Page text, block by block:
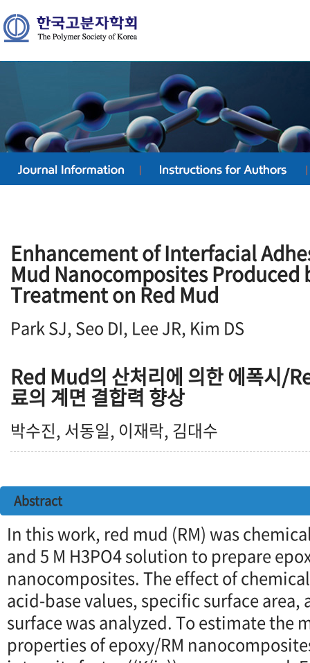
Enhancement of Interfacial
Mud Nanocomposites Produced
Treatment on Red Mud
Park SJ, Seo DI, Lee JR, Kim DS
Red Mud의 산처리에 의한 에폭시/
료의 계면 결합력 향상
박수진, 서동일, 이재락, 김대수
Abstract
In this work, red mud (RM) was
and 5 M H3PO4 solution to prepare
nanocomposites. The effect of
acid-base values, specific surface area,
surface was analyzed. To estimate the
properties of epoxy/RM